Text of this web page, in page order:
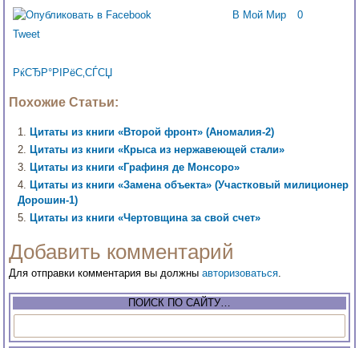
В Мой Мир
0
Tweet
РќСЂР°РІРёС‚СЃСЏ
Похожие Статьи:
Цитаты из книги «Второй фронт» (Аномалия-2)
Цитаты из книги «Крыса из нержавеющей стали»
Цитаты из книги «Графиня де Монсоро»
Цитаты из книги «Замена объекта» (Участковый милиционер
Дорошин-1)
Цитаты из книги «Чертовщина за свой счет»
Добавить комментарий
Для отправки комментария вы должныавторизоваться.
ПОИСК ПО САЙТУ…